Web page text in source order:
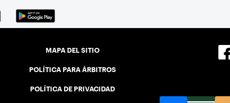
MAPA DEL SITIO
POLÍTICA PARA ÁRBITROS
POLÍTICA DE PRIVACIDAD